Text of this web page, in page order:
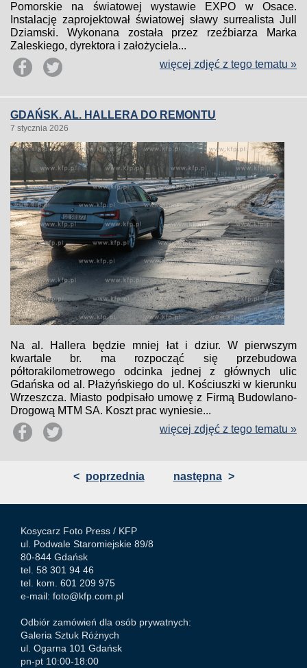
Pomorskie na światowej wystawie EXPO w Osace.
Instalację zaprojektował światowej sławy surrealista Jull
Dziamski. Wykonana została przez rzeźbiarza Marka
Zaleskiego, dyrektora i założyciela...
więcej zdjęć z tego tematu »
GDAŃSK. AL. HALLERA DO REMONTU
7 stycznia 2026
Na al. Hallera będzie mniej łat i dziur. W pierwszym
kwartale br. ma rozpocząć się przebudowa
półtorakilometrowego odcinka jednej z głównych ulic
Gdańska od al. Płażyńskiego do ul. Kościuszki w kierunku
Wrzeszcza. Miasto podpisało umowę z Firmą Budowlano-
Drogową MTM SA. Koszt prac wyniesie...
więcej zdjęć z tego tematu »
< poprzednia następna >
Kosycarz Foto Press / KFP
ul. Podwale Staromiejskie 89/8
80-844 Gdańsk
tel. 58 301 94 46
tel. kom. 601 209 975
e-mail: foto@kfp.com.pl
Odbiór zamówień dla osób prywatnych:
Galeria Sztuk Różnych
ul. Ogarna 101 Gdańsk
pn-pt 10:00-18:00